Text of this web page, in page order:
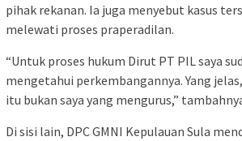
pihak rekanan. Ia juga menyebut kasus
melewati proses praperadilan.
“Untuk proses hukum Dirut PT PIL saya
mengetahui perkembangannya. Yang
itu bukan saya yang mengurus,”
Di sisi lain, DPC GMNI Kepulauan Sula